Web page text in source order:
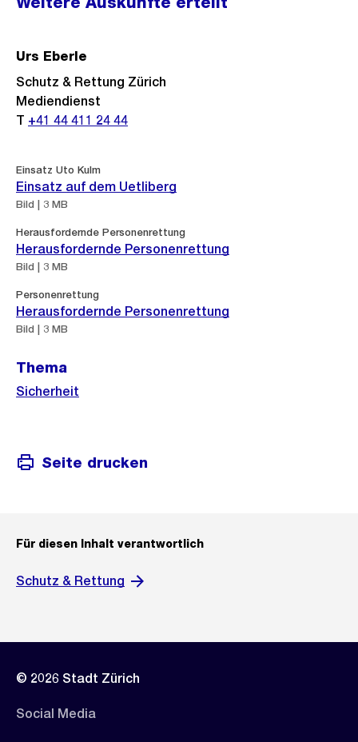
Informationen
Urs Eberle
Schutz & Rettung Zürich
Mediendienst
T +41 44 411 24 44
Einsatz Uto Kulm
Einsatz auf dem Uetliberg
Bild | 3 MB
Herausfordernde Personenrettung
Herausfordernde Personenrettung
Bild | 3 MB
Personenrettung
Herausfordernde Personenrettung
Bild | 3 MB
Thema
Sicherheit
Seite drucken
Für diesen Inhalt verantwortlich
Schutz & Rettung
© 2026 Stadt Zürich
Social Media